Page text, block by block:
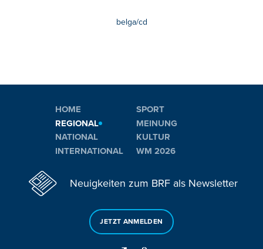
belga/cd
HOME
REGIONAL
NATIONAL
INTERNATIONAL
SPORT
MEINUNG
KULTUR
WM 2026
Neuigkeiten zum BRF als Newsletter
JETZT ANMELDEN